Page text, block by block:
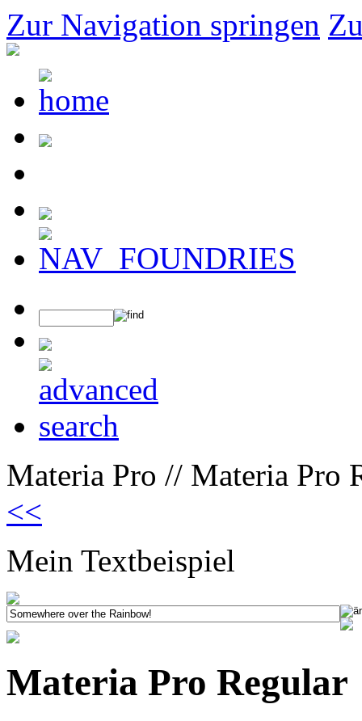
Zur Navigation springen
Materia Pro // Materia Pro
<<
Mein Textbeispiel
Materia Pro Regular